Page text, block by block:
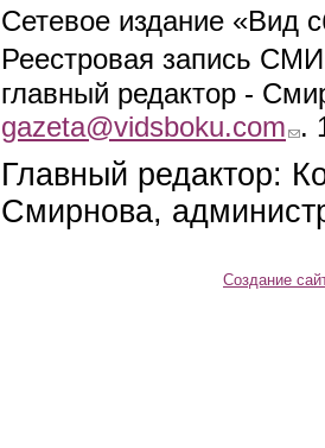
Сетевое издание «Вид
Реестровая запись
главный редактор -
gazeta@vidsboku.com (link
.
Главный редактор:
Смирнова,
Создание